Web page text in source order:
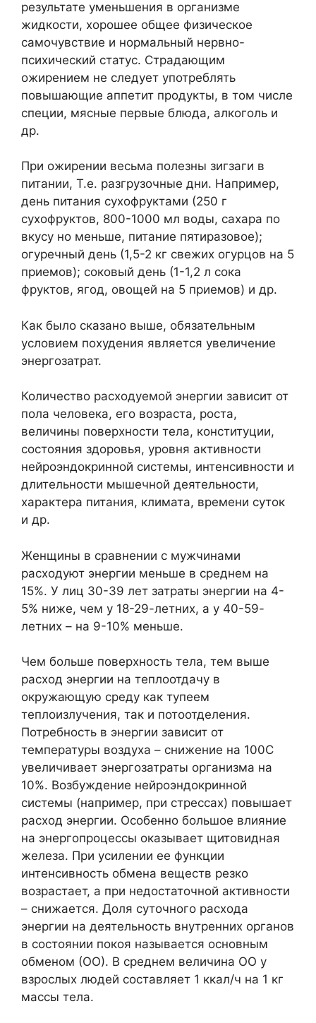
результате уменьшения в организме
жидкости, хорошее общее физическое
самочувствие и нормальный нервно-
психический статус. Страдающим
ожирением не следует употреблять
повышающие аппетит продукты, в том числе
специи, мясные первые блюда, алкоголь и
др.
При ожирении весьма полезны зигзаги в
питании, Т.е. разгрузочные дни. Например,
день питания сухофруктами (250 г
сухофруктов, 800-1000 мл воды, сахара по
вкусу но меньше, питание пятиразовое);
огуречный день (1,5-2 кг свежих огурцов на 5
приемов); соковый день (1-1,2 л сока
фруктов, ягод, овощей на 5 приемов) и др.
Как было сказано выше, обязательным
условием похудения является увеличение
энергозатрат.
Количество расходуемой энергии зависит от
пола человека, его возраста, роста,
величины поверхности тела, конституции,
состояния здоровья, уровня активности
нейроэндокринной системы, интенсивности и
длительности мышечной деятельности,
характера питания, климата, времени суток
и др.
Женщины в сравнении с мужчинами
расходуют энергии меньше в среднем на
15%. У лиц 30-39 лет затраты энергии на 4-
5% ниже, чем у 18-29-летних, а у 40-59-
летних – на 9-10% меньше.
Чем больше поверхность тела, тем выше
расход энергии на теплоотдачу в
окружающую среду как тупеем
теплоизлучения, так и потоотделения.
Потребность в энергии зависит от
температуры воздуха – снижение на 100С
увеличивает энергозатраты организма на
10%. Возбуждение нейроэндокринной
системы (например, при стрессах) повышает
расход энергии. Особенно большое влияние
на энергопроцессы оказывает щитовидная
железа. При усилении ее функции
интенсивность обмена веществ резко
возрастает, а при недостаточной активности
– снижается. Доля суточного расхода
энергии на деятельность внутренних органов
в состоянии покоя называется основным
обменом (ОО). В среднем величина ОО у
взрослых людей составляет 1 ккал/ч на 1 кг
массы тела.